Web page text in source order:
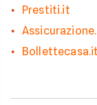
Prestiti.it
Bollettecasa.it